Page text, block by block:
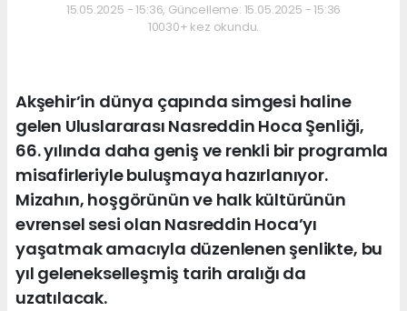
15.05.2025 - 15:36, Güncelleme: 15.05.2025 - 15:36
10030+ kez okundu.
Akşehir’in dünya çapında simgesi haline
gelen Uluslararası Nasreddin Hoca Şenliği,
66. yılında daha geniş ve renkli bir programla
misafirleriyle buluşmaya hazırlanıyor.
Mizahın, hoşgörünün ve halk kültürünün
evrensel sesi olan Nasreddin Hoca’yı
yaşatmak amacıyla düzenlenen şenlikte, bu
yıl gelenekselleşmiş tarih aralığı da
uzatılacak.